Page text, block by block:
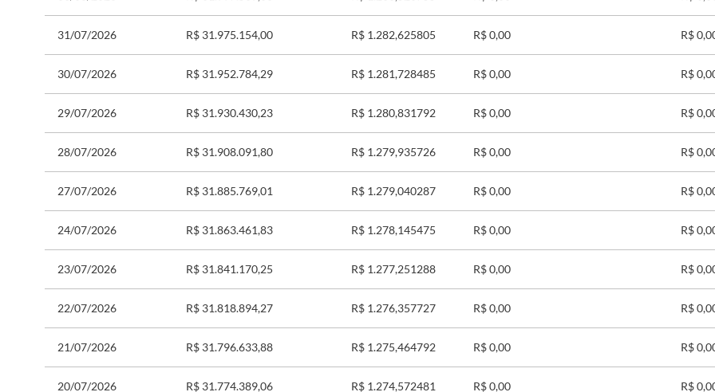
31/07/2026 R$ 31.975.154,00 R$ 1.282,625805 R$ 0,00 R$
30/07/2026 R$ 31.952.784,29 R$ 1.281,728485 R$ 0,00 R$
29/07/2026 R$ 31.930.430,23 R$ 1.280,831792 R$ 0,00 R$
28/07/2026 R$ 31.908.091,80 R$ 1.279,935726 R$ 0,00 R$
27/07/2026 R$ 31.885.769,01 R$ 1.279,040287 R$ 0,00 R$
24/07/2026 R$ 31.863.461,83 R$ 1.278,145475 R$ 0,00 R$
23/07/2026 R$ 31.841.170,25 R$ 1.277,251288 R$ 0,00 R$
22/07/2026 R$ 31.818.894,27 R$ 1.276,357727 R$ 0,00 R$
21/07/2026 R$ 31.796.633,88 R$ 1.275,464792 R$ 0,00 R$
20/07/2026 R$ 31.774.389,06 R$ 1.274,572481 R$ 0,00 R$